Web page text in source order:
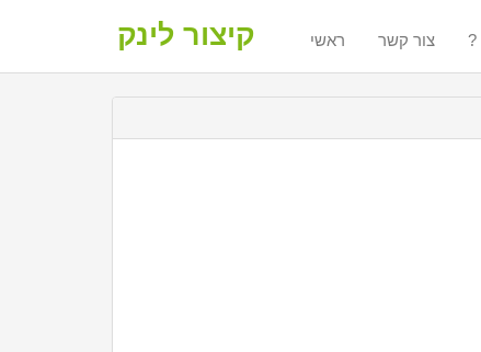
קיצור לינק ראשי צור קשר